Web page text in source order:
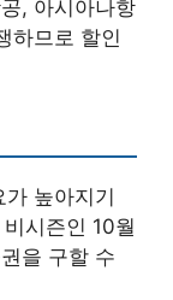
, 아시아나항
하므로 할인
높아지기
시즌인 10월
을 구할 수